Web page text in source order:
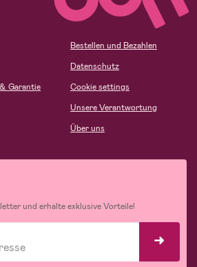
Garantie
Bestellen und Bezahlen
Datenschutz
Cookie settings
Unsere Verantwortung
Über uns
und erhalte exklusive Vorteile!